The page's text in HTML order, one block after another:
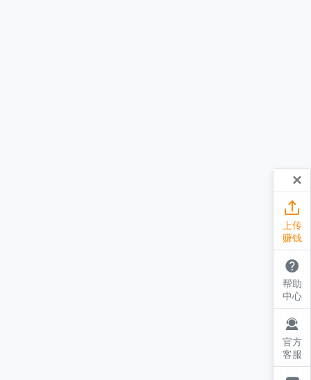
×

上传
赚钱

帮助
中心

官方
客服